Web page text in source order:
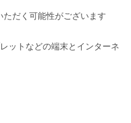
だく可能性がございます
ットなどの端末とインターネ